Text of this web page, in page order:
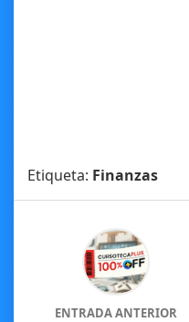
Etiqueta: Finanzas
ENTRADA ANTERIOR